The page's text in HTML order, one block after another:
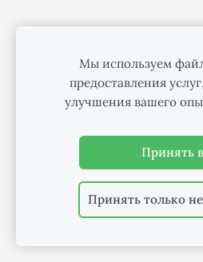
Мы используем
предоставления
улучшения вашего
Принять
Принять только